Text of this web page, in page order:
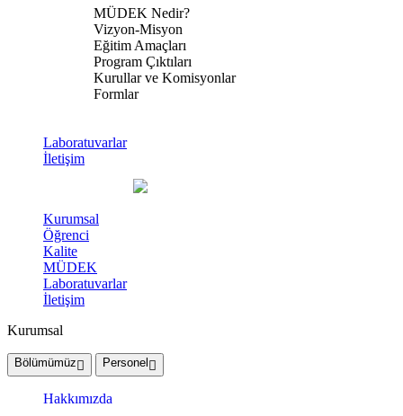
MÜDEK Nedir?
Vizyon-Misyon
Eğitim Amaçları
Program Çıktıları
Kurullar ve Komisyonlar
Formlar
Laboratuvarlar
İletişim
Kurumsal
Öğrenci
Kalite
MÜDEK
Laboratuvarlar
İletişim
Kurumsal
Bölümümüz Personel
Hakkımızda